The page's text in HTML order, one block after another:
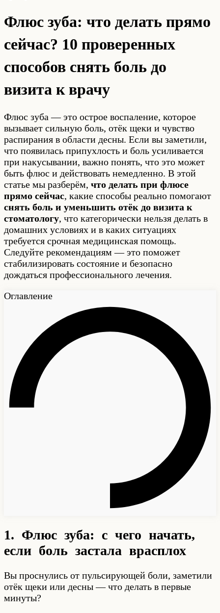
Флюс зуба: что делать прямо
сейчас? 10 проверенных
способов снять боль до
визита к врачу
Флюс зуба — это острое воспаление, которое
вызывает сильную боль, отёк щеки и чувство
распирания в области десны. Если вы заметили,
что появилась припухлость и боль усиливается
при накусывании, важно понять, что это может
быть флюс и действовать немедленно. В этой
статье мы разберём, что делать при флюсе
прямо сейчас, какие способы реально помогают
снять боль и уменьшить отёк до визита к
стоматологу, что категорически нельзя делать в
домашних условиях и в каких ситуациях
требуется срочная медицинская помощь.
Следуйте рекомендациям — это поможет
стабилизировать состояние и безопасно
дождаться профессионального лечения.
Оглавление
1. Флюс зуба: с чего начать,
если боль застала врасплох
Вы проснулись от пульсирующей боли, заметили
отёк щеки или десны — что делать в первые
минуты?